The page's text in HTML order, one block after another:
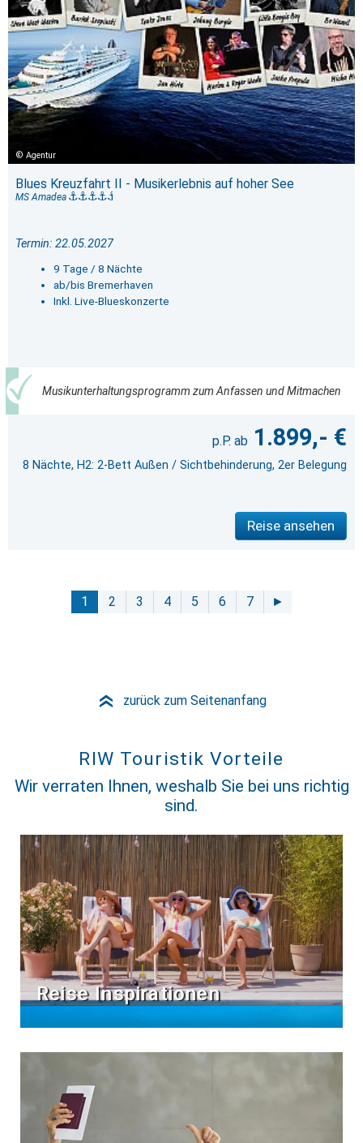
Agentur
Blues Kreuzfahrt II - Musikerlebnis auf hoher See
MS Amadea
Termin: 22.05.2027
9 Tage / 8 Nächte
ab/bis Bremerhaven
Inkl. Live-Blueskonzerte
Musikunterhaltungsprogramm zum Anfassen und Mitmachen
1.899,- €
8 Nächte, H2: 2-Bett Außen / Sichtbehinderung, 2er Belegung
Reise ansehen
1 2 3 4 5 6 7 ►
» zurück zum Seitenanfang
RIW Touristik Vorteile
Wir verraten Ihnen, weshalb Sie bei uns richtig
sind.
Reise Inspirationen